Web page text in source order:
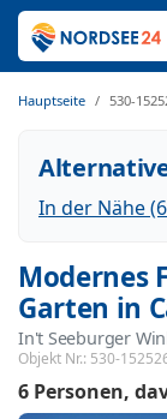
Hauptseite 530-
In der Nähe
Modernes
Garten in
In't Seeburger
Objekt Nr.: 530-
6 Personen